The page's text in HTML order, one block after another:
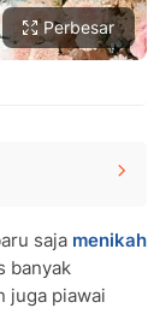
Perbesar
saja menikah
banyak
juga piawai